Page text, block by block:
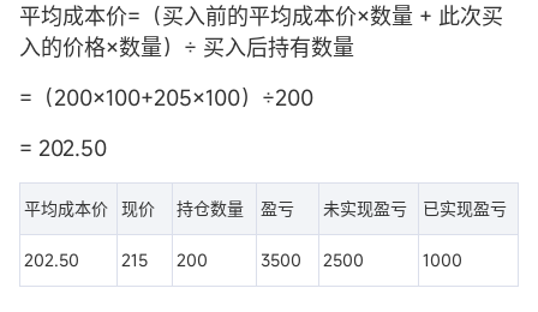
平均成本价=（买入前的平均成本价×数量 + 此次买
入的价格×数量）÷ 买入后持有数量
=（200×100+205×100）÷200
= 202.50
平均成本价 现价 持仓数量 盈亏 未实现盈亏 已实现盈亏
202.50 215 200 3500 2500 1000